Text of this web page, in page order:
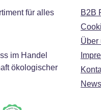
für alles
im Handel
ökologischer
B2B
Über